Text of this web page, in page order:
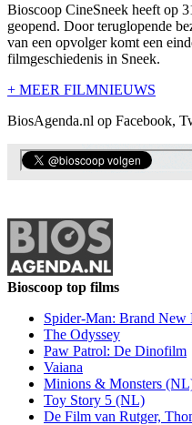
Bioscoop CineSneek heeft op
geopend. Door teruglopende
van een opvolger komt een
filmgeschiedenis in Sneek.
+ MEER FILMNIEUWS
BiosAgenda.nl op Facebook,
Bioscoop top films
Spider-Man: Brand New
The Odyssey
Paw Patrol: De Dinofilm
Vaiana
Minions & Monsters
Toy Story 5 (NL)
De Film van Rutger,